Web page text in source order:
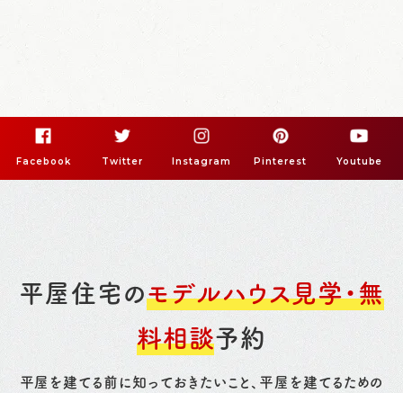
Facebook Twitter Instagram Pinterest Youtube
平屋住宅のモデルハウス見学・無
料相談予約
平屋を建てる前に知っておきたいこと、平屋を建てるための